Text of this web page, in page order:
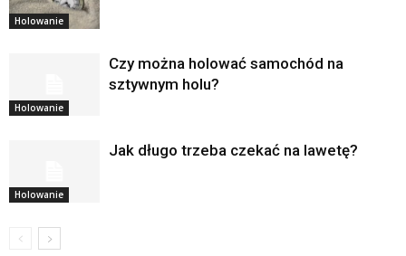
Holowanie
Holowanie
Czy można holować samochód na
sztywnym holu?
Holowanie
Jak długo trzeba czekać na lawetę?